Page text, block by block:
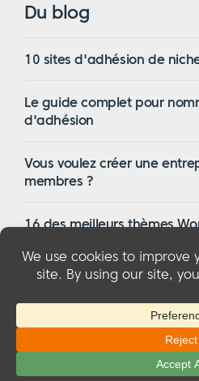
Du blog
10 sites d'adhésion de
Le guide complet pour
d'adhésion
Vous voulez créer une
membres ?
16 des meilleurs thèmes
© 2026 MemberMouse, LLC
Conditions
Divulgation de la FTC